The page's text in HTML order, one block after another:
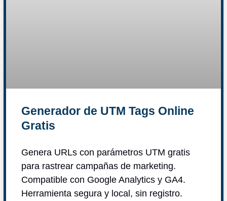
Generador de UTM Tags Online
Gratis
Genera URLs con parámetros UTM gratis
para rastrear campañas de marketing.
Compatible con Google Analytics y GA4.
Herramienta segura y local, sin registro.